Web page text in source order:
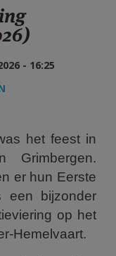
- 16:25
het feest in
Grimbergen.
er hun Eerste
een bijzonder
op het
Hemelvaart.